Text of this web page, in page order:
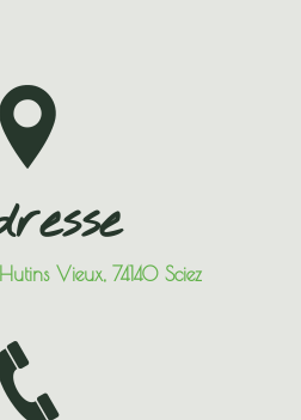
Vieux, 74140 Sciez